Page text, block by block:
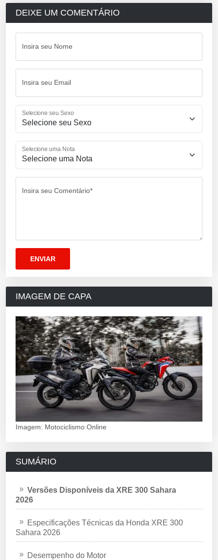
DEIXE UM COMENTÁRIO
Insira seu Nome
Insira seu Email
Selecione seu Sexo
Selecione uma Nota
Insira seu Comentário*
IMAGEM DE CAPA
Imagem: Motociclismo Online
SUMÁRIO
Versões Disponíveis da XRE 300 Sahara
2026
Especificações Técnicas da Honda XRE 300
Sahara 2026
Desempenho do Motor